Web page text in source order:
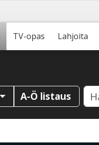
TV-opas Lahjoita
A-Ö listaus